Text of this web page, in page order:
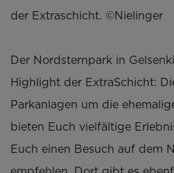
der Extraschicht. ©Nielinger
Der Nordsternpark in
Highlight der ExtraSchicht:
Parkanlagen um die
bieten Euch vielfältige
Euch einen Besuch auf dem